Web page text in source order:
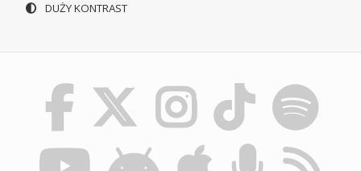
DUŻY KONTRAST